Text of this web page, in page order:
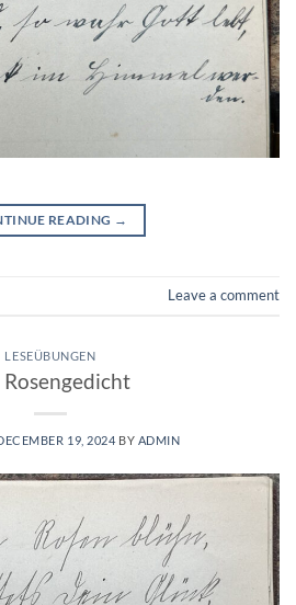
READING →
Leave a comment
LESEÜBUNGEN
Rosengedicht
19, 2024 BY ADMIN